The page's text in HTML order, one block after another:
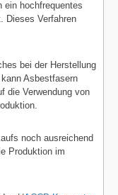
ein hochfrequentes
Dieses Verfahren
bei der Herstellung
Asbestfasern
die Verwendung von
noch ausreichend
Produktion im